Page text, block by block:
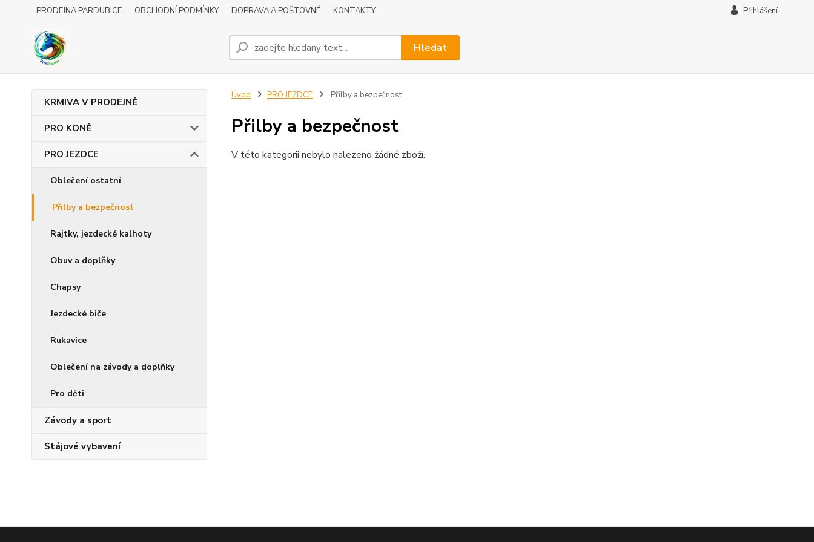
PRODEJNA PARDUBICE OBCHODNÍ PODMÍNKY DOPRAVA A POŠTOVNÉ KONTAKTY Přihlášení
Hledat
KRMIVA V PRODEJNĚ
PRO KONĚ
PRO JEZDCE
Oblečení ostatní
Přilby a bezpečnost
Rajtky, jezdecké kalhoty
Obuv a doplňky
Chapsy
Jezdecké biče
Rukavice
Oblečení na závody a doplňky
Pro děti
Závody a sport
Stájové vybavení
Úvod PRO JEZDCE Přilby a bezpečnost
Přilby a bezpečnost
V této kategorii nebylo nalezeno žádné zboží.